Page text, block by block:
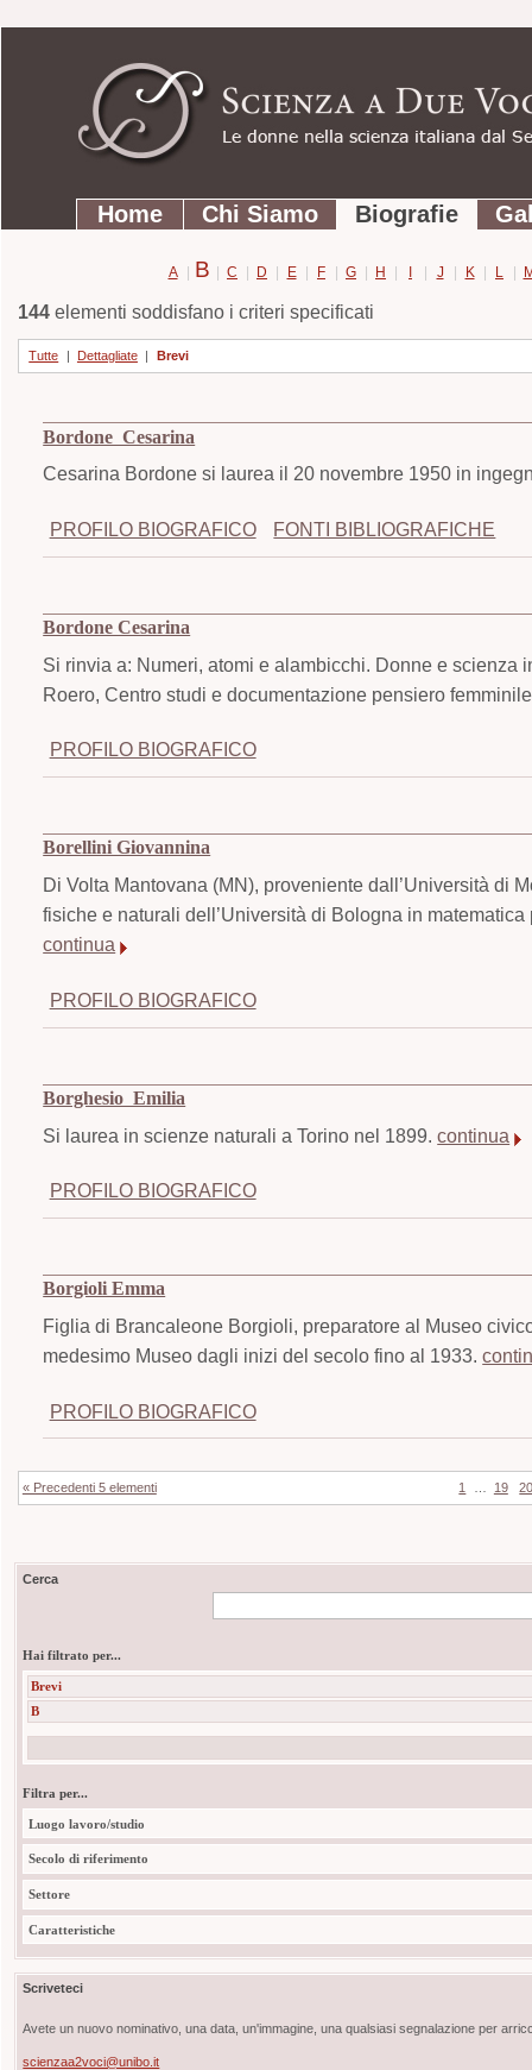
contenuti.
Strumenti
personali
SezioniHome Chi Siamo Biografie
A | B | C | D | E | F | G | H | I | J | K | L |
144elementi soddisfano i criteri specificati
Tutte | Dettagliate | Brevi
Bordone Cesarina
Cesarina Bordone si laurea il 20 novembre 1950 in
PROFILO BIOGRAFICO FONTI BIBLIOGRAFICHE
Bordone Cesarina
Si rinvia a: Numeri, atomi e alambicchi. Donne e scienza
Roero, Centro studi e documentazione pensiero
PROFILO BIOGRAFICO
Borellini Giovannina
Di Volta Mantovana (MN), proveniente dall’Università di
fisiche e naturali dell’Università di Bologna in
continua
PROFILO BIOGRAFICO
Borghesio Emilia
Si laurea in scienze naturali a Torino nel 1899.continua
PROFILO BIOGRAFICO
Borgioli Emma
Figlia di Brancaleone Borgioli, preparatore al Museo
medesimo Museo dagli inizi del secolo fino al 1933.
PROFILO BIOGRAFICO
« Precedenti 5 elementi 1 19
Cerca
Hai filtrato per...
Brevi
B
Filtra per...
Luogo lavoro/studio
Secolo di riferimento
Settore
Caratteristiche
Scriveteci
Avete un nuovo nominativo, una data, un'immagine, una qualsiasi segnalazione per
scienzaa2voci@unibo.it